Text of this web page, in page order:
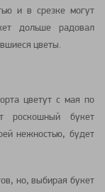
и в срезке могут
дольше радовал
цветы.
цветут с мая по
роскошный букет
нежностью, будет
но, выбирая букет